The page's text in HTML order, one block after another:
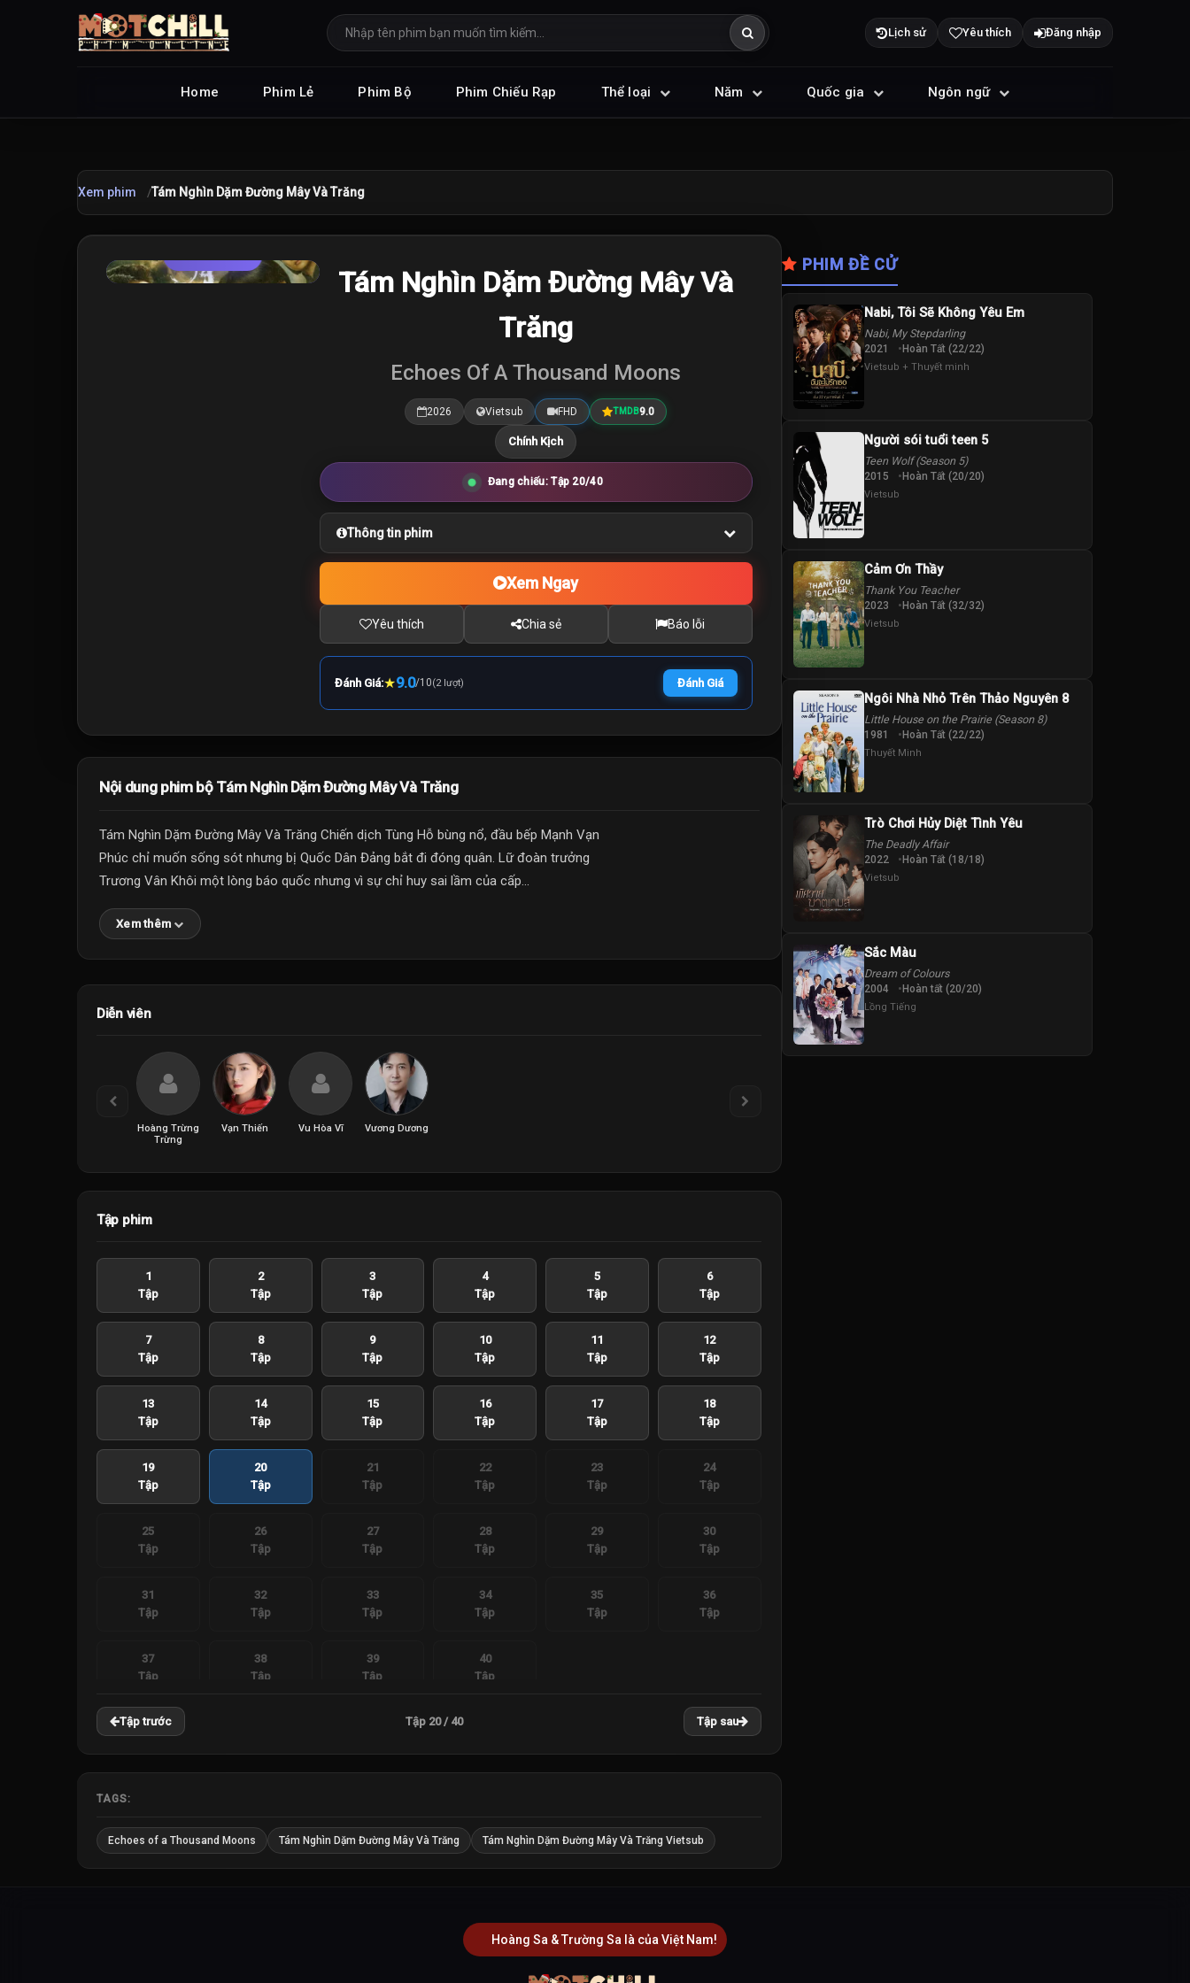
Lịch sử Yêu thích Đăng nhập
Home Phim Lẻ Phim Bộ Phim Chiếu Rạp Thể loại Năm Quốc gia Ngôn ngữ
Xem phim Tám Nghìn Dặm Đường Mây Và Trăng
★ 9.0 /10
Tám Nghìn Dặm Đường Mây Và
Trăng
Echoes Of A Thousand Moons
2026 Vietsub FHD TMDB9.0
Chính Kịch
Đang chiếu: Tập 20/40
Thông tin phim
Xem Ngay
Yêu thích Chia sẻ Báo lỗi
Đánh Giá:★9.0/10(2 lượt) Đánh Giá
Nội dung phim bộ Tám Nghìn Dặm Đường Mây Và Trăng
Tám Nghìn Dặm Đường Mây Và Trăng Chiến dịch Tùng Hỗ bùng nổ, đầu bếp Mạnh Vạn
Phúc chỉ muốn sống sót nhưng bị Quốc Dân Đảng bắt đi đóng quân. Lữ đoàn trưởng
Trương Vân Khôi một lòng báo quốc nhưng vì sự chỉ huy sai lầm của cấp...
Xem thêm
Diễn viên
Hoàng Trừng
Trừng
Vạn Thiến Vu Hòa Vĩ Vương Dương
Tập phim
1
Tập
2
Tập
3
Tập
4
Tập
5
Tập
6
Tập
7
Tập
8
Tập
9
Tập
10
Tập
11
Tập
12
Tập
13
Tập
14
Tập
15
Tập
16
Tập
17
Tập
18
Tập
19
Tập
20
Tập
21
Tập
22
Tập
23
Tập
24
Tập
25
Tập
26
Tập
27
Tập
28
Tập
29
Tập
30
Tập
31
Tập
32
Tập
33
Tập
34
Tập
35
Tập
36
Tập
37
Tập
38
Tập
39
Tập
40
Tập
Tập trước Tập 20 / 40 Tập sau
TAGS:
Echoes of a Thousand Moons Tám Nghìn Dặm Đường Mây Và Trăng Tám Nghìn Dặm Đường Mây Và Trăng Vietsub
PHIM ĐỀ CỬ
Nabi, Tôi Sẽ Không Yêu Em
Nabi, My Stepdarling
2021 Hoàn Tất (22/22)
Vietsub + Thuyết minh
Người sói tuổi teen 5
Teen Wolf (Season 5)
2015 Hoàn Tất (20/20)
Vietsub
Cảm Ơn Thầy
Thank You Teacher
2023 Hoàn Tất (32/32)
Vietsub
Ngôi Nhà Nhỏ Trên Thảo Nguyên 8
Little House on the Prairie (Season 8)
1981 Hoàn Tất (22/22)
Thuyết Minh
Trò Chơi Hủy Diệt Tình Yêu
The Deadly Affair
2022 Hoàn Tất (18/18)
Vietsub
Sắc Màu
Dream of Colours
2004 Hoàn tất (20/20)
Lồng Tiếng
Hoàng Sa & Trường Sa là của Việt Nam!